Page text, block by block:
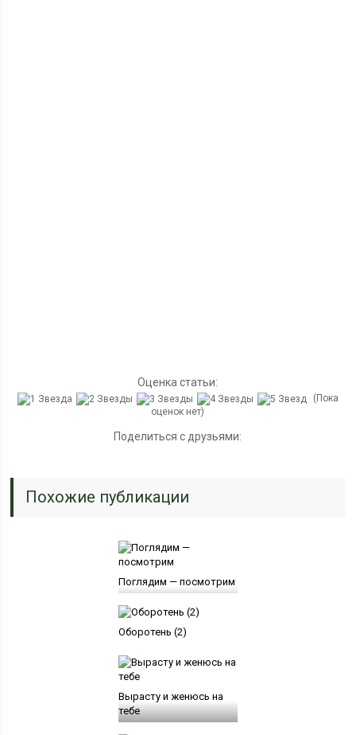
Оценка статьи:
(Пока
оценок нет)
Поделиться с друзьями:
Похожие публикации
Поглядим — посмотрим
Оборотень (2)
Вырасту и женюсь на
тебе